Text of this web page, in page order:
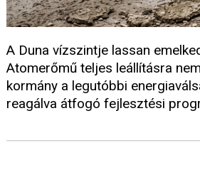
A Duna vízszintje lassan
Atomerőmű teljes leállításra
kormány a legutóbbi
reagálva átfogó fejlesztési